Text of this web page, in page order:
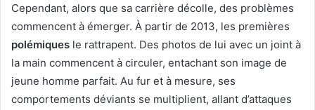
Cependant, alors que sa carrière décolle, des problèmes
commencent à émerger. À partir de 2013, les premières
polémiques le rattrapent. Des photos de lui avec un joint à
la main commencent à circuler, entachant son image de
jeune homme parfait. Au fur et à mesure, ses
comportements déviants se multiplient, allant d’attaques